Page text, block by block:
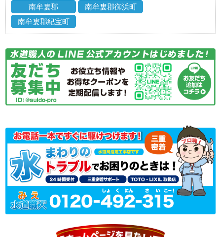
南牟婁郡
南牟婁郡御浜町
南牟婁郡紀宝町